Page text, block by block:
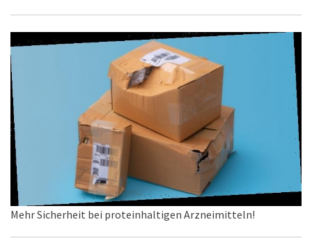
Mehr Sicherheit bei proteinhaltigen Arzneimitteln!